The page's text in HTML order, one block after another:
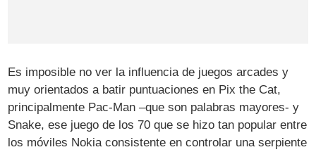
Es imposible no ver la influencia de juegos arcades y
muy orientados a batir puntuaciones en Pix the Cat,
principalmente Pac-Man –que son palabras mayores- y
Snake, ese juego de los 70 que se hizo tan popular entre
los móviles Nokia consistente en controlar una serpiente